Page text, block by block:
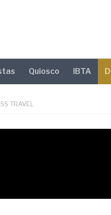
Quiosco IBTA
TRAVEL